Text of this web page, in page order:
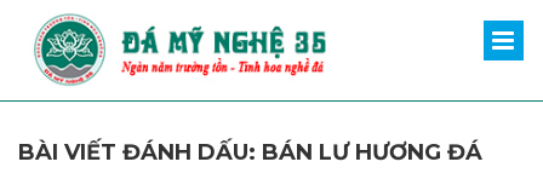
BÀI VIẾT ĐÁNH DẤU: BÁN LƯ HƯƠNG ĐÁ